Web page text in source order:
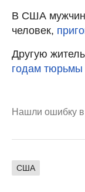
В США
человек,
Другую
годам тюрьмы
Нашли ошибку в
США